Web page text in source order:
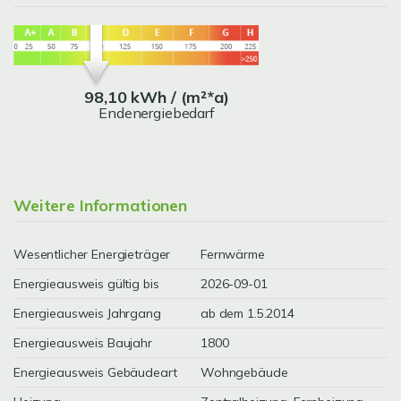
98,10 kWh / (m²*a)
Endenergiebedarf
Weitere Informationen
Wesentlicher Energieträger
Fernwärme
Energieausweis gültig bis
2026-09-01
Energieausweis Jahrgang
ab dem 1.5.2014
Energieausweis Baujahr
1800
Energieausweis Gebäudeart
Wohngebäude